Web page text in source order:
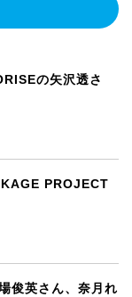
の矢沢透さ
PROJECT
俊英さん、奈月れ